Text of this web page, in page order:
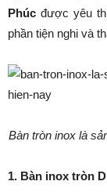
Phúc được yêu
phần tiện nghi và
Bàn tròn inox là
1. Bàn inox tròn